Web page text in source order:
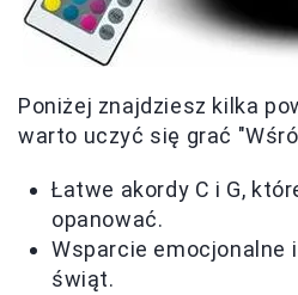
Poniżej znajdziesz kilka
warto uczyć się grać
Łatwe akordy C i G,
opanować.
Wsparcie emocjonalne
świąt.